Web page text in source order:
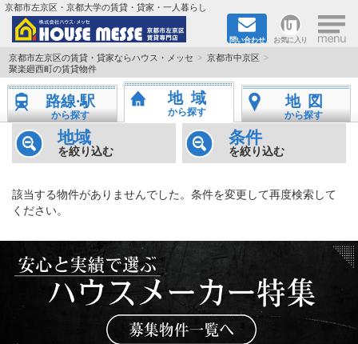
京都市左京区・京都大学の賃貸・貸家・一人暮らし
問い合わせ お気に入り ×
TOPページ
地図から検索
地域から検索
書類DL & 入居者さまへ
家族で住むならマンション？賃家？
一人暮らしの物件特集
ペット相談OKの賃貸！
京都市左京区の賃貸・貸家ならハウス・メッセ
京都市中京区
聚楽廻西町の賃貸物件
路線·駅
から探す
地域
から探す
地図
から探す
地域
を絞り込む
条件
を絞り込む
該当する物件がありませんでした。条件を変更して再度検索して
ください。